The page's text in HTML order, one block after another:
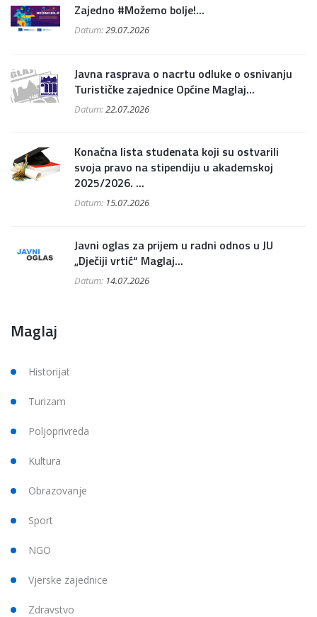
Zajedno #Možemo bolje!...
Datum:29.07.2026
Javna rasprava o nacrtu odluke o osnivanju
Turističke zajednice Općine Maglaj...
Datum:22.07.2026
Konačna lista studenata koji su ostvarili
svoja pravo na stipendiju u akademskoj
2025/2026. ...
Datum: 15.07.2026
Javni oglas za prijem u radni odnos u JU
„Dječiji vrtić“ Maglaj...
Datum: 14.07.2026
Maglaj
Historijat
Turizam
Poljoprivreda
Kultura
Obrazovanje
Sport
NGO
Vjerske zajednice
Zdravstvo